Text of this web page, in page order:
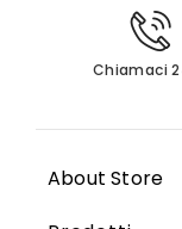
Chiamaci
About Store